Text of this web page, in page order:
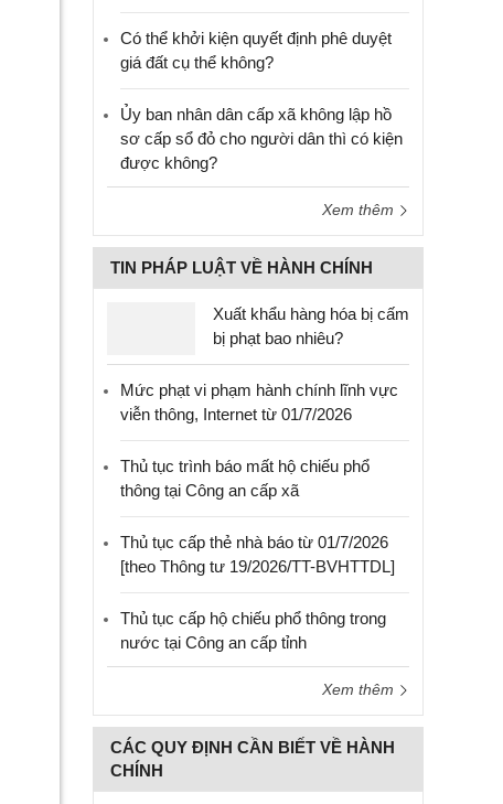
Có thể khởi kiện quyết định phê duyệt
giá đất cụ thể không?
Ủy ban nhân dân cấp xã không lập hồ
sơ cấp sổ đỏ cho người dân thì có kiện
được không?
Xem thêm
TIN PHÁP LUẬT VỀ HÀNH CHÍNH
Xuất khẩu hàng hóa bị cấm
bị phạt bao nhiêu?
Mức phạt vi phạm hành chính lĩnh vực
viễn thông, Internet từ 01/7/2026
Thủ tục trình báo mất hộ chiếu phổ
thông tại Công an cấp xã
Thủ tục cấp thẻ nhà báo từ 01/7/2026
[theo Thông tư 19/2026/TT-BVHTTDL]
Thủ tục cấp hộ chiếu phổ thông trong
nước tại Công an cấp tỉnh
Xem thêm
CÁC QUY ĐỊNH CẦN BIẾT VỀ HÀNH
CHÍNH